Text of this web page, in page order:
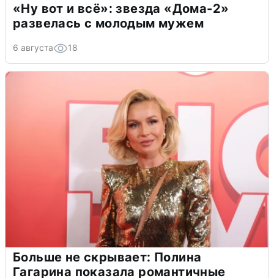
«Ну вот и всё»: звезда «Дома-2»
развелась с молодым мужем
6 августа 18
Больше не скрывает: Полина
Гагарина показала романтичные